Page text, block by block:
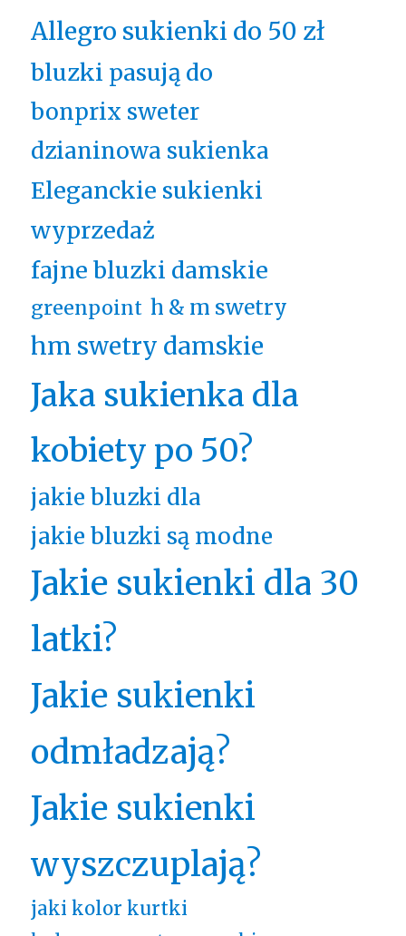
Allegro sukienki do 50 zł
bluzki pasują do
bonprix sweter
dzianinowa sukienka
Eleganckie sukienki
wyprzedaż
fajne bluzki damskie
greenpoint h & m swetry
hm swetry damskie
Jaka sukienka dla
kobiety po 50?
jakie bluzki dla
jakie bluzki są modne
Jakie sukienki dla 30
latki?
Jakie sukienki
odmładzają?
Jakie sukienki
wyszczuplają?
jaki kolor kurtki